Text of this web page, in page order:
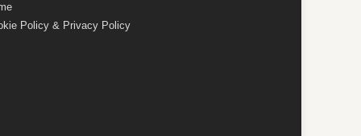
Policy & Privacy Policy